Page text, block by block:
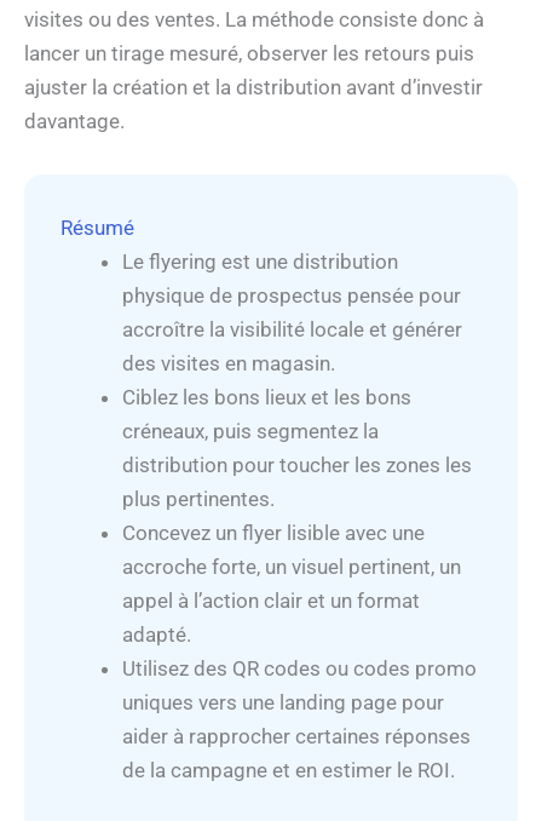
visites ou des ventes. La méthode consiste donc à
lancer un tirage mesuré, observer les retours puis
ajuster la création et la distribution avant d’investir
davantage.
Résumé
Le flyering est une distribution
physique de prospectus pensée pour
accroître la visibilité locale et générer
des visites en magasin.
Ciblez les bons lieux et les bons
créneaux, puis segmentez la
distribution pour toucher les zones les
plus pertinentes.
Concevez un flyer lisible avec une
accroche forte, un visuel pertinent, un
appel à l’action clair et un format
adapté.
Utilisez des QR codes ou codes promo
uniques vers une landing page pour
aider à rapprocher certaines réponses
de la campagne et en estimer le ROI.